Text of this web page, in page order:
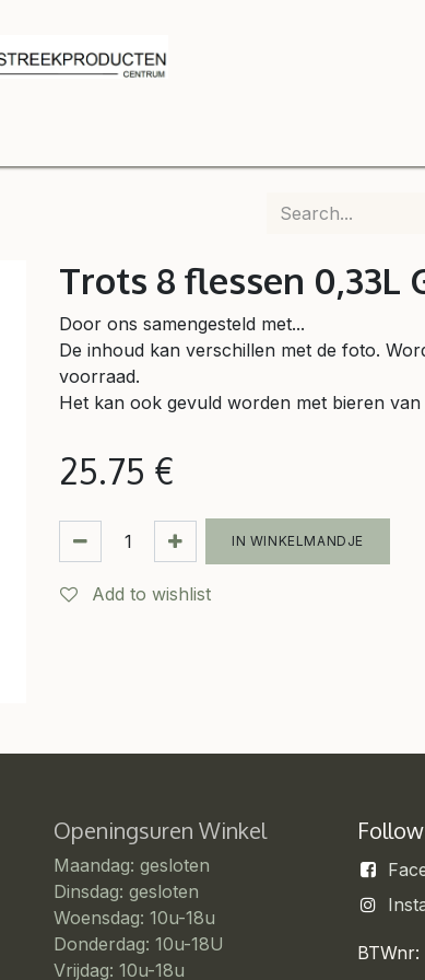
Trots 8 flessen 0,33L
Door ons samengesteld met...
De inhoud kan verschillen met de foto.
voorraad.
Het kan ook gevuld worden met bieren
25.75 €
IN WINKELMANDJE
Add to wishlist
Openingsuren Winkel
Maandag: gesloten
Dinsdag: gesloten
Woensdag: 10u-18u
Donderdag: 10u-18U
Vrijdag: 10u-18u